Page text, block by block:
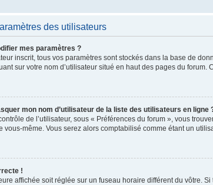
des utilisateurs
mes paramètres ?
inscrit, tous vos paramètres sont stockés dans la base de
sur votre nom d’utilisateur situé en haut des pages du
mon nom d’utilisateur de la liste des utilisateurs en ligne
de l’utilisateur, sous « Préférences du forum », vous
vous-même. Vous serez alors comptabilisé comme étant un
!
affichée soit réglée sur un fuseau horaire différent du